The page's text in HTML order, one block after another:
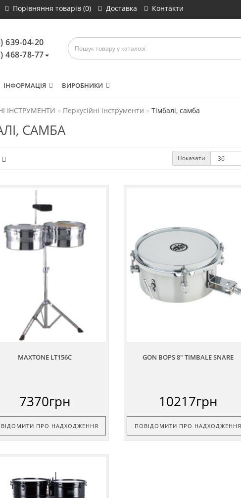
Порівняння товарів (0) Доставка Контакти
639-04-20
468-78-77
ІНФОРМАЦІЯ ВИРОБНИКИ
ІНСТРУМЕНТИ Перкусійні інструменти Тімбалі, самба
САМБА
Показати
MAXTONE LT156C
7370грн
ПРО НАДХОДЖЕННЯ
GON BOPS 8" TIMBALE SNARE
10217грн
ПОВІДОМИТИ ПРО НАДХОДЖЕННЯ